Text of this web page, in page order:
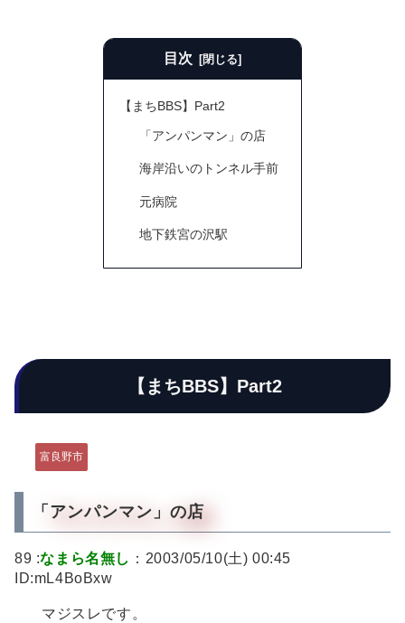
目次
【まちBBS】Part2
「アンパンマン」の店
海岸沿いのトンネル手前
元病院
地下鉄宮の沢駅
【まちBBS】Part2
富良野市
「アンパンマン」の店
89 :なまら名無し ：2003/05/10(土) 00:45
ID:mL4BoBxw
マジスレです。